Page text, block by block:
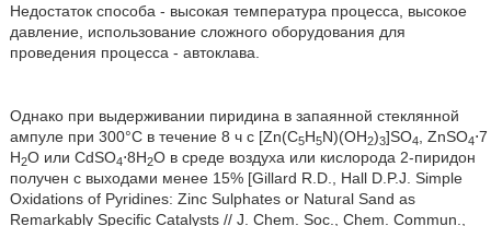
Недостаток способа - высокая температура процесса, высокое
давление, использование сложного оборудования для
проведения процесса - автоклава.
Однако при выдерживании пиридина в запаянной стеклянной
ампуле при 300°С в течение 8 ч с [Zn(C5H5N)(OH2)3]SO4 , ZnSO4⋅7
H2O или CdSО4⋅8H2О в среде воздуха или кислорода 2-пиридон
получен с выходами менее 15% [Gillard R.D., Hall D.P.J. Simple
Oxidations of Pyridines: Zinc Sulphates or Natural Sand as
Remarkably Specific Catalysts // J. Chem. Soc., Chem. Commun.,